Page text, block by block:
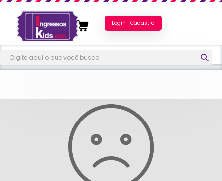
Login | Cadastro